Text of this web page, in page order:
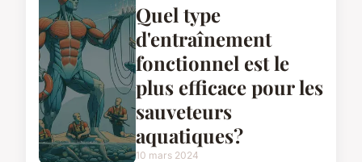
Quel type
d'entraînement
fonctionnel est le
plus efficace pour les
sauveteurs
aquatiques?
10 mars 2024